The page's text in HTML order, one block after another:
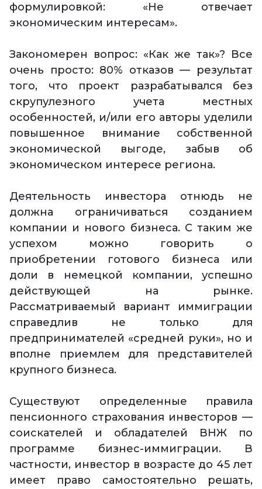
формулировкой: «Не отвечает
экономическим интересам».
Закономерен вопрос: «Как же так»? Все
очень просто: 80% отказов — результат
того, что проект разрабатывался без
скрупулезного учета местных
особенностей, и/или его авторы уделили
повышенное внимание собственной
экономической выгоде, забыв об
экономическом интересе региона.
Деятельность инвестора отнюдь не
должна ограничиваться созданием
компании и нового бизнеса. С таким же
успехом можно говорить о
приобретении готового бизнеса или
доли в немецкой компании, успешно
действующей на рынке.
Рассматриваемый вариант иммиграции
справедлив не только для
предпринимателей «средней руки», но и
вполне приемлем для представителей
крупного бизнеса.
Существуют определенные правила
пенсионного страхования инвесторов —
соискателей и обладателей ВНЖ по
программе бизнес-иммиграции. В
частности, инвестор в возрасте до 45 лет
имеет право самостоятельно решать,